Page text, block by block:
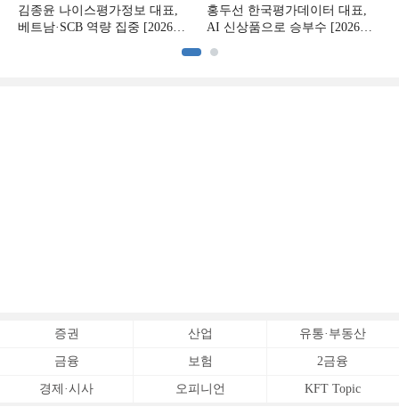
김종윤 나이스평가정보 대표,
베트남·SCB 역량 집중 [2026
홍두선 한국평가데이터 대표,
AI 신상품으로 승부수 [2026
증권 산업 유통·부동산
금융 보험 2금융
경제·시사 오피니언 KFT Topic